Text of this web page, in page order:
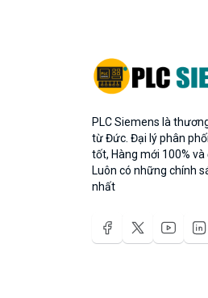
PLC Siemens là
từ Đức. Đại lý phân
tốt, Hàng mới 100%
Luôn có những chính
nhất